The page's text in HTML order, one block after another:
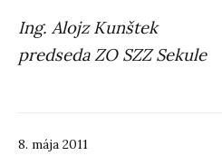
8. mája 2011
Ing. Alojz Kunštek
predseda ZO SZZ Sekule